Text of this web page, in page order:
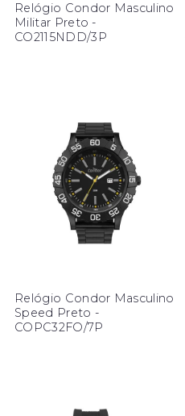
Relógio Condor Masculino
Militar Preto -
CO2115NDD/3P
Relógio Condor Masculino
Speed Preto -
COPC32FO/7P